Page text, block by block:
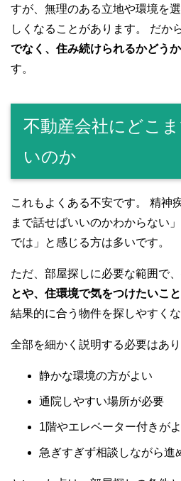
すが、無理のある立地や環境を
しくなることがあります。 だか
でなく、住み続けられるかどうか
す。
不動産会社にどこ
いのか
これもよくある不安です。 精神
まで話せばいいのかわからない
では」と感じる方は多いです。
ただ、部屋探しに必要な範囲で、
とや、住環境で気をつけたいこと
結果的に合う物件を探しやすくな
全部を細かく説明する必要はあり
静かな環境の方がよい
通院しやすい場所が必要
1階やエレベーター付きが
急ぎすぎず相談しながら進